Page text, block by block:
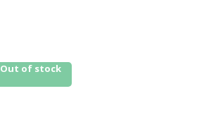
Out of stock